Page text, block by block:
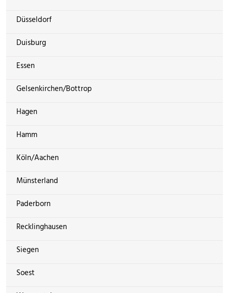
Düsseldorf
Duisburg
Essen
Gelsenkirchen/Bottrop
Hagen
Hamm
Köln/Aachen
Münsterland
Paderborn
Recklinghausen
Siegen
Soest